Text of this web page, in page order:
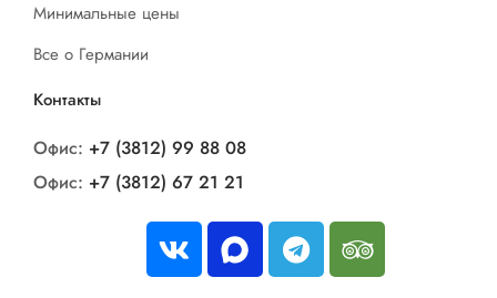
Минимальные цены
Все о Германии
Контакты
Офис: +7 (3812) 99 88 08
Офис: +7 (3812) 67 21 21